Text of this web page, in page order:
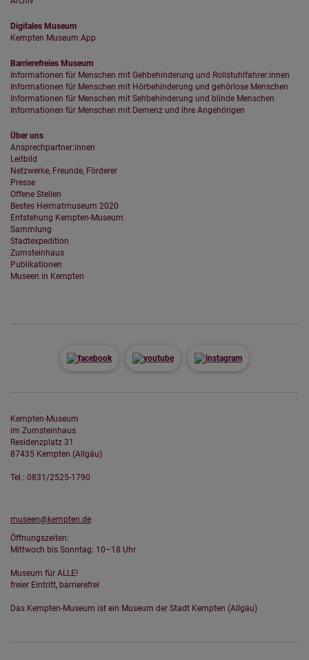
Digitales Museum
Kempten Museum App
Barrierefreies Museum
Informationen für Menschen mit Gehbehinderung und Rollstuhlfahrer:innen
Informationen für Menschen mit Hörbehinderung und gehörlose Menschen
Informationen für Menschen mit Sehbehinderung und blinde Menschen
Informationen für Menschen mit Demenz und ihre Angehörigen
Über uns
Ansprechpartner:innen
Leitbild
Netzwerke, Freunde, Förderer
Presse
Offene Stellen
Bestes Heimatmuseum 2020
Entstehung Kempten-Museum
Sammlung
Stadtexpedition
Zumsteinhaus
Publikationen
Museen in Kempten
Kempten-Museum
im Zumsteinhaus
Residenzplatz 31
87435 Kempten (Allgäu)
Tel.: 0831/2525-1790
museen@kempten.de
Öffnungszeiten:
Mittwoch bis Sonntag: 10–18 Uhr
Museum für ALLE!
freier Eintritt, barrierefrei
Das Kempten-Museum ist ein Museum der Stadt Kempten (Allgäu)